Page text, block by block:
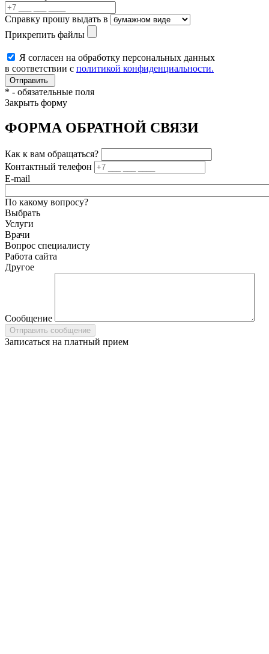
Справку прошу выдать в
Прикрепить файлы
Я согласен на обработку персональных данных
в соответствии с политикой конфиденциальности.
* - обязательные поля
Закрыть форму
ФОРМА ОБРАТНОЙ СВЯЗИ
Как к вам обращаться?
Контактный телефон
E-mail
По какому вопросу?
Выбрать
Услуги
Врачи
Вопрос специалисту
Работа сайта
Другое
Сообщение
Записаться на платный прием